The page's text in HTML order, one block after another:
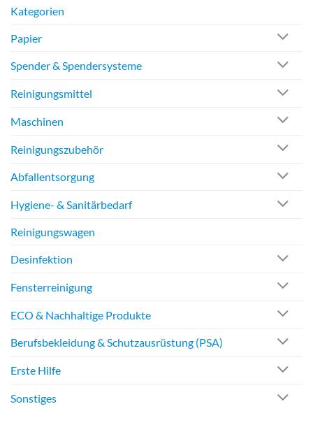
Kategorien
Papier
Spender & Spendersysteme
Reinigungsmittel
Maschinen
Reinigungszubehör
Abfallentsorgung
Hygiene- & Sanitärbedarf
Reinigungswagen
Desinfektion
Fensterreinigung
ECO & Nachhaltige Produkte
Berufsbekleidung & Schutzausrüstung (PSA)
Erste Hilfe
Sonstiges